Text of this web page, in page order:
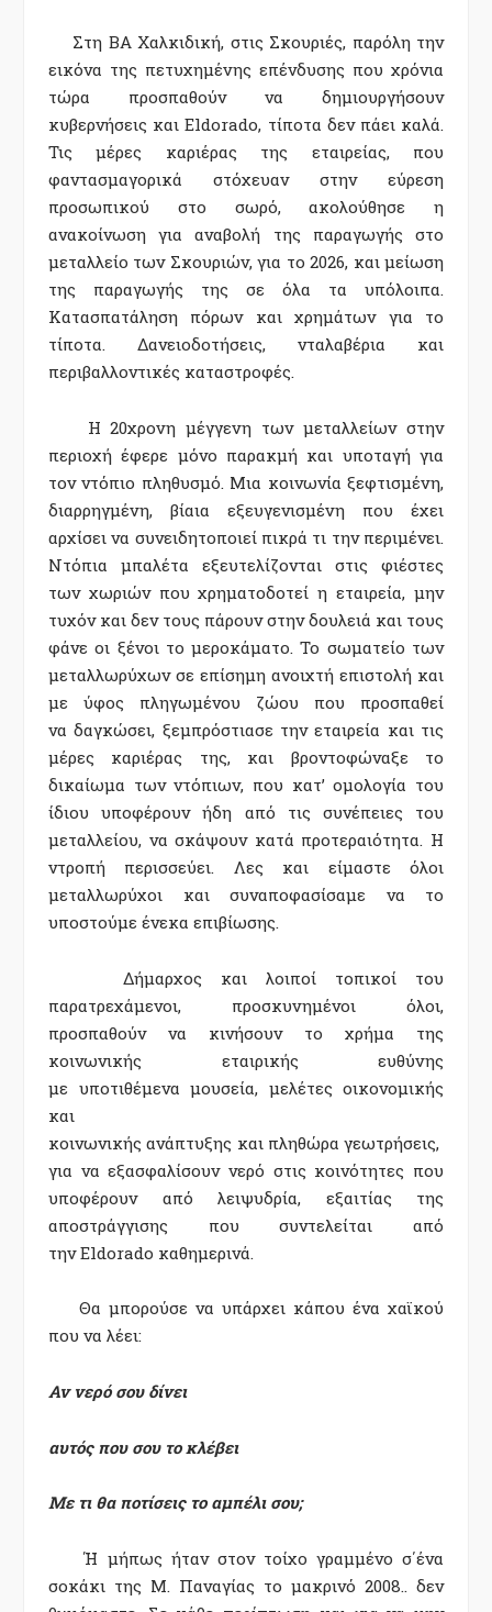
Στη ΒΑ Χαλκιδική, στις Σκουριές, παρόλη την
εικόνα της πετυχημένης επένδυσης που χρόνια
τώρα προσπαθούν να δημιουργήσουν
κυβερνήσεις καιEldorado, τίποτα δεν πάει καλά.
Τις μέρες καριέρας της εταιρείας, που
φαντασμαγορικά στόχευαν στην εύρεση
προσωπικού στο σωρό, ακολούθησε η
ανακοίνωση για αναβολή της παραγωγής στο
μεταλλείο των Σκουριών, για το 2026, και μείωση
της παραγωγής της σε όλα τα υπόλοιπα.
Κατασπατάληση πόρων και χρημάτων για το
τίποτα. Δανειοδοτήσεις, νταλαβέρια και
περιβαλλοντικές καταστροφές.
Η 20χρονη μέγγενη των μεταλλείων στην
περιοχή έφερε μόνο παρακμή και υποταγή για
τον ντόπιο πληθυσμό. Μια κοινωνία ξεφτισμένη,
διαρρηγμένη, βίαια εξευγενισμένη που έχει
αρχίσει να συνειδητοποιεί πικρά τι την περιμένει.
Ντόπια μπαλέτα εξευτελίζονται στις φιέστες
των χωριών που χρηματοδοτεί η εταιρεία, μην
τυχόν και δεν τους πάρουν στην δουλειά και τους
φάνε οι ξένοι το μεροκάματο. Το σωματείο των
μεταλλωρύχων σε επίσημη ανοιχτή επιστολή και
με ύφος πληγωμένου ζώου που προσπαθεί
ναδαγκώσει, ξεμπρόστιασε την εταιρεία και τις
μέρες καριέρας της, και βροντοφώναξε το
δικαίωμα των ντόπιων, που κατ’ ομολογία του
ίδιου υποφέρουν ήδη από τις συνέπειες του
μεταλλείου, να σκάψουν κατά προτεραιότητα. Η
ντροπή περισσεύει. Λες και είμαστε όλοι
μεταλλωρύχοι και συναποφασίσαμε να το
υποστούμε ένεκα επιβίωσης.
Δήμαρχος και λοιποί τοπικοί του
παρατρεχάμενοι, προσκυνημένοι όλοι,
προσπαθούν να κινήσουν το χρήμα της
κοινωνικής εταιρικής ευθύνης
με υποτιθέμενα μουσεία, μελέτες οικονομικής
και
κοινωνικής ανάπτυξης και πληθώρα γεωτρήσεις,
για να εξασφαλίσουν νερό στις κοινότητες που
υποφέρουν από λειψυδρία, εξαιτίας της
αποστράγγισης που συντελείται από
τηνEldorado καθημερινά.
Θα μπορούσε να υπάρχει κάπου ένα χαϊκού
που να λέει:
Αν νερό σου δίνει
αυτός που σου το κλέβει
Με τι θα ποτίσεις το αμπέλι σου;
Ή μήπως ήταν στον τοίχο γραμμένο σ΄ένα
σοκάκι της Μ. Παναγίας το μακρινό 2008.. δεν